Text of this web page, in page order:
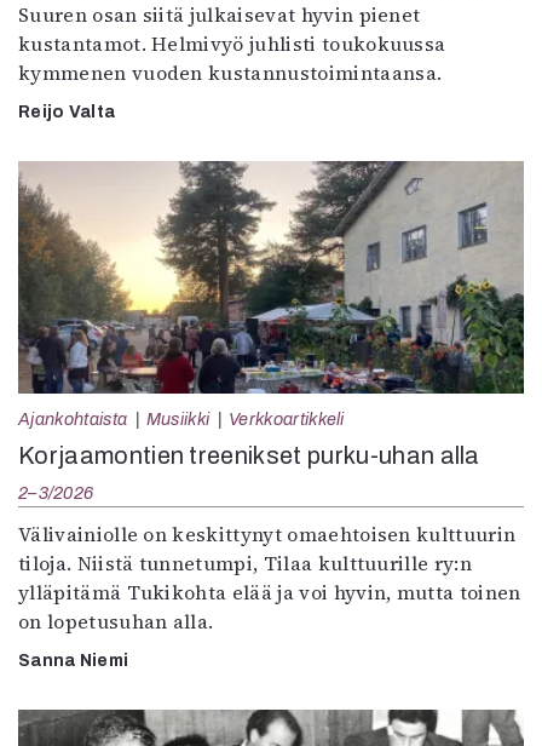
Suuren osan siitä julkaisevat hyvin pienet
kustantamot. Helmivyö juhlisti toukokuussa
kymmenen vuoden kustannustoimintaansa.
Reijo Valta
Ajankohtaista Musiikki Verkkoartikkeli
Korjaamontien treenikset purku-uhan alla
2–3/2026
Välivainiolle on keskittynyt omaehtoisen kulttuurin
tiloja. Niistä tunnetumpi, Tilaa kulttuurille ry:n
ylläpitämä Tukikohta elää ja voi hyvin, mutta toinen
on lopetusuhan alla.
Sanna Niemi